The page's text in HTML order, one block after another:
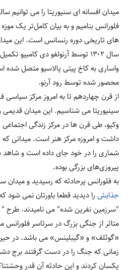
میدان افسانه ای سنیوریتا را می توانیم
فلورانس بنامیم و به بیان کامل‌تر یک
های تاریخی دوره رنسانس است. این
سال ۱۳۰۲ توسط آرنولفو دی کامبیو
واساری به کاخ پیتی پالاسیو متصل
محصور شده توسط رود آرنو.
از قرن چهاردهم تا به امروز مرکز سیاسی
سینیوریتا می شناسیم. این میدان
وکیو، طی قرن ها در مرکز زندگی
داشت و امروزه مرکز هنر است. میدانی
شماری را در خود جای داده است و
پیروزی‌های بزرگی بوده.
به فلورانس پرحادثه که رسیدید و میدان
جذابش را دیدید قطعا باورتان نمی شود
متاثر از جنگی بزرگ در سرتاسر فلورانس
«گوئلف» و «گیبلینس» می باشد. در
یکسان کردند و این حادثه آن قدر